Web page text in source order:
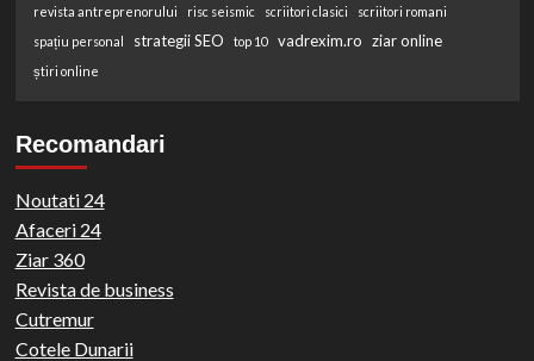
revista antreprenorului risc seismic scriitori clasici
scriitori romani
spațiu personal
strategii SEO top 10 vadrexim.ro ziar online
știri online
Recomandari
Noutati 24
Afaceri 24
Ziar 360
Revista de business
Cutremur
Cotele Dunarii